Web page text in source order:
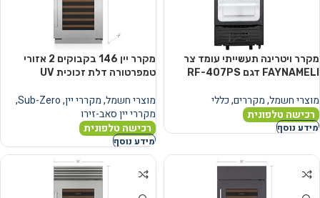
מקרר ויטרינה תעשייתי עומד צר
FAYNAMELI דגם RF-407PS
מוצרי חשמל,מקררים,כללי
רכישה טלפונית
מידע נוסף
מקרר יין 146 בקבוקים 2 אזורי
טמפרטורה דלת זכוכית UV
מוצרי חשמל,מקררי יין,
Sub-Zero
,
מקררי יין סאב-זירו
רכישה טלפונית
מידע נוסף